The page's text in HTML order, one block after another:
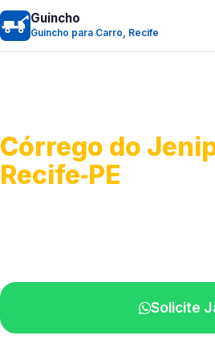
Guincho
Guincho para Carro, Recife
Córrego do
Recife‑PE
Solicite